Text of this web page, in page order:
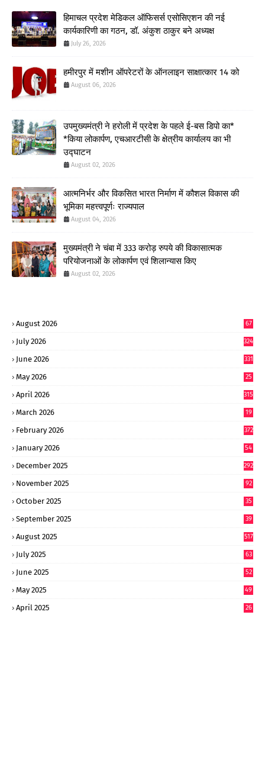
हिमाचल प्रदेश मेडिकल ऑफिसर्स एसोसिएशन की नई
कार्यकारिणी का गठन, डॉ. अंकुश ठाकुर बने अध्यक्ष
July 26, 2026
हमीरपुर में मशीन ऑपरेटरों के ऑनलाइन साक्षात्कार 14 को
August 06, 2026
उपमुख्यमंत्री ने हरोली में प्रदेश के पहले ई-बस डिपो का*
*किया लोकार्पण, एचआरटीसी के क्षेत्रीय कार्यालय का भी
उद्घाटन
August 02, 2026
आत्मनिर्भर और विकसित भारत निर्माण में कौशल विकास की
भूमिका महत्त्वपूर्णः राज्यपाल
August 04, 2026
मुख्यमंत्री ने चंबा में 333 करोड़ रुपये की विकासात्मक
परियोजनाओं के लोकार्पण एवं शिलान्यास किए
August 02, 2026
August 2026 67
July 2026 324
June 2026 331
May 2026
25
April 2026 315
March 2026
19
February 2026 372
January 2026
54
December 2025 292
November 2025 92
October 2025 35
September 2025
39
August 2025 517
July 2025
63
June 2025
52
May 2025
49
April 2025 26